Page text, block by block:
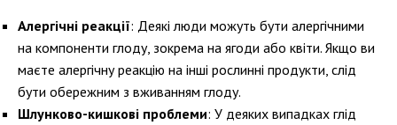
Алергічні реакції: Деякі люди можуть бути алергічними
на компоненти глоду, зокрема на ягоди або квіти. Якщо ви
маєте алергічну реакцію на інші рослинні продукти, слід
бути обережним з вживанням глоду.
Шлунково-кишкові проблеми: У деяких випадках глід